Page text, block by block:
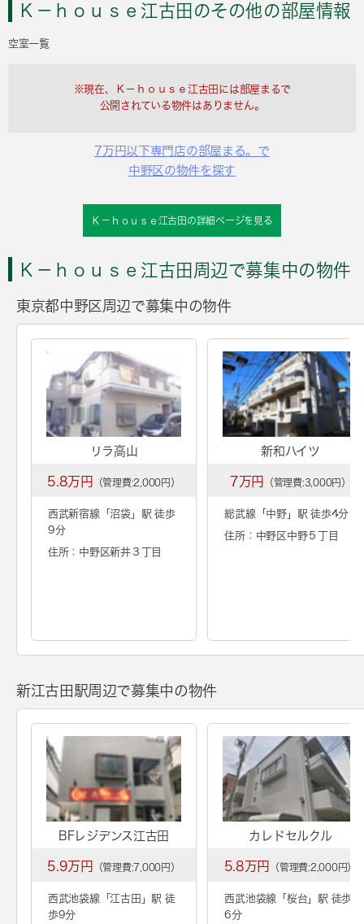
Ｋ－ｈｏｕｓｅ江古田のその他の部屋情報
空室一覧
※現在、Ｋ－ｈｏｕｓｅ江古田には部屋まるで
公開されている物件はありません。
7万円以下専門店の部屋まる。で
中野区の物件を探す
Ｋ－ｈｏｕｓｅ江古田の詳細ページを見る
Ｋ－ｈｏｕｓｅ江古田周辺で募集中の物件
東京都中野区周辺で募集中の物件
リラ高山
5.8万円 （管理費:2,000円）
西武新宿線「沼袋」駅 徒歩
9分
住所：中野区新井３丁目
新和ハイツ
7万円 （管理費:3,000円）
総武線「 中野」駅 徒歩4分
住所：中野区中野５丁目
新江古田駅周辺で募集中の物件
BFレジデンス江古田
5.9万円 （管理費:7,000円）
西武池袋線「江古田 」駅 徒
歩9分
カレドセルクル
5.8万円 （管理費:2,000円）
西武池袋線「 桜台 」駅 徒歩
6分